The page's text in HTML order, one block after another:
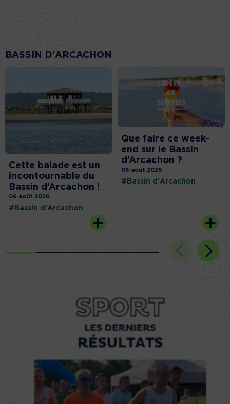
BASSIN D'ARCACHON
Cette balade est un
incontournable du
Bassin d’Arcachon !
06 août 2026
#Bassin d'Arcachon
Que faire ce week-
end sur le Bassin
d’Arcachon ?
06 août 2026
#Bassin d'Arcachon